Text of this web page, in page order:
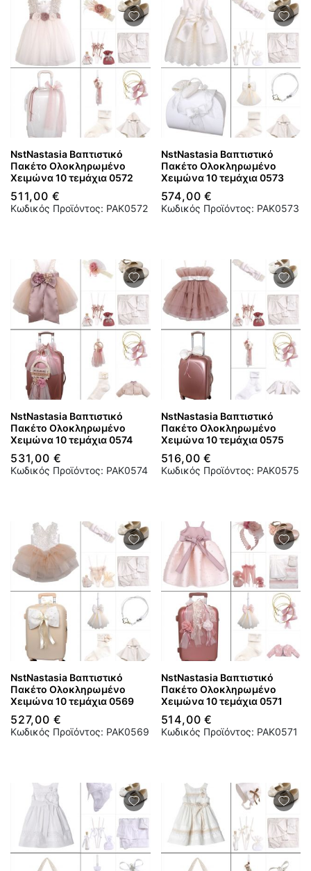
NstNastasia Βαπτιστικό
Πακέτο Ολοκληρωμένο
Χειμώνα 10 τεμάχια 0572
511,00 €
Κωδικός Προϊόντος: PAK0572
NstNastasia Βαπτιστικό
Πακέτο Ολοκληρωμένο
Χειμώνα 10 τεμάχια 0573
574,00 €
Κωδικός Προϊόντος: PAK0573
NstNastasia Βαπτιστικό
Πακέτο Ολοκληρωμένο
Χειμώνα 10 τεμάχια 0574
531,00 €
Κωδικός Προϊόντος: PAK0574
NstNastasia Βαπτιστικό
Πακέτο Ολοκληρωμένο
Χειμώνα 10 τεμάχια 0575
516,00 €
Κωδικός Προϊόντος: PAK0575
NstNastasia Βαπτιστικό
Πακέτο Ολοκληρωμένο
Χειμώνα 10 τεμάχια 0569
527,00 €
Κωδικός Προϊόντος: PAK0569
NstNastasia Βαπτιστικό
Πακέτο Ολοκληρωμένο
Χειμώνα 10 τεμάχια 0571
514,00 €
Κωδικός Προϊόντος: PAK0571